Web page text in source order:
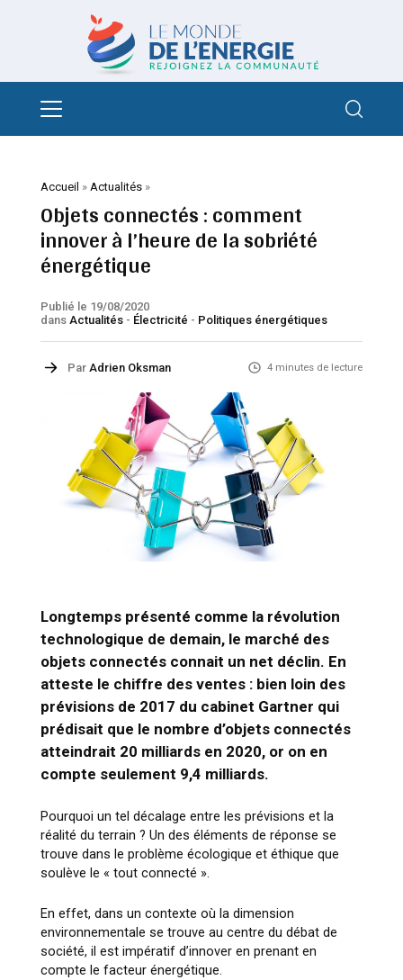
Accueil » Actualités»
Objets connectés : comment
innover à l’heure de la sobriété
énergétique
Publié le 19/08/2020
dans Actualités- Électricité - Politiques énergétiques
Par Adrien Oksman 4 minutes de lecture
Longtemps présenté comme la révolution
technologique de demain, le marché des
objets connectés connait un net déclin. En
atteste le chiffre des ventes : bien loin des
prévisions de 2017 du cabinet Gartner qui
prédisait que le nombre d’objets connectés
atteindrait 20 milliards en 2020, or on en
compte seulement 9,4 milliards.
Pourquoi un tel décalage entre les prévisions et la
réalité du terrain ? Un des éléments de réponse se
trouve dans le problème écologique et éthique que
soulève le « tout connecté ».
En effet, dans un contexte où la dimension
environnementale se trouve au centre du débat de
société, il est impératif d’innover en prenant en
compte le facteur énergétique.